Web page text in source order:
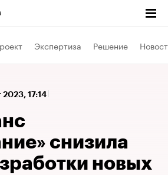
Экспертиза Решение
2023, 17:14
снизила
новых